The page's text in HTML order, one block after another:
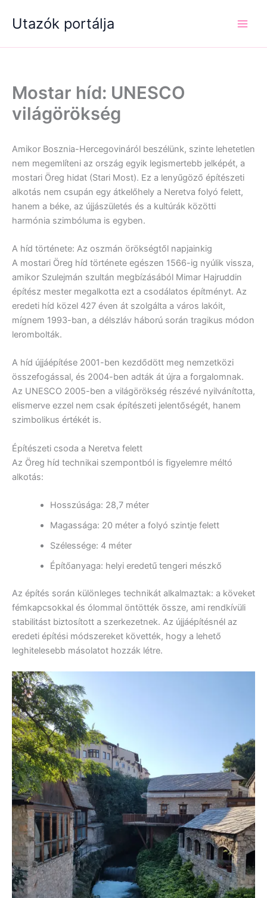
Utazók portálja
Mostar híd: UNESCO
világörökség
Amikor Bosznia-Hercegovináról beszélünk, szinte lehetetlen
nem megemlíteni az ország egyik legismertebb jelképét, a
mostari Öreg hidat (Stari Most). Ez a lenyűgöző építészeti
alkotás nem csupán egy átkelőhely a Neretva folyó felett,
hanem a béke, az újjászületés és a kultúrák közötti
harmónia szimbóluma is egyben.
A híd története: Az oszmán örökségtől napjainkig
A mostari Öreg híd története egészen 1566-ig nyúlik vissza,
amikor Szulejmán szultán megbízásából Mimar Hajruddin
építész mester megalkotta ezt a csodálatos építményt. Az
eredeti híd közel 427 éven át szolgálta a város lakóit,
mígnem 1993-ban, a délszláv háború során tragikus módon
lerombolták.
A híd újjáépítése 2001-ben kezdődött meg nemzetközi
összefogással, és 2004-ben adták át újra a forgalomnak.
Az UNESCO 2005-ben a világörökség részévé nyilvánította,
elismerve ezzel nem csak építészeti jelentőségét, hanem
szimbolikus értékét is.
Építészeti csoda a Neretva felett
Az Öreg híd technikai szempontból is figyelemre méltó
alkotás:
Hosszúsága: 28,7 méter
Magassága: 20 méter a folyó szintje felett
Szélessége: 4 méter
Építőanyaga: helyi eredetű tengeri mészkő
Az építés során különleges technikát alkalmaztak: a köveket
fémkapcsokkal és ólommal öntötték össze, ami rendkívüli
stabilitást biztosított a szerkezetnek. Az újjáépítésnél az
eredeti építési módszereket követték, hogy a lehető
leghitelesebb másolatot hozzák létre.